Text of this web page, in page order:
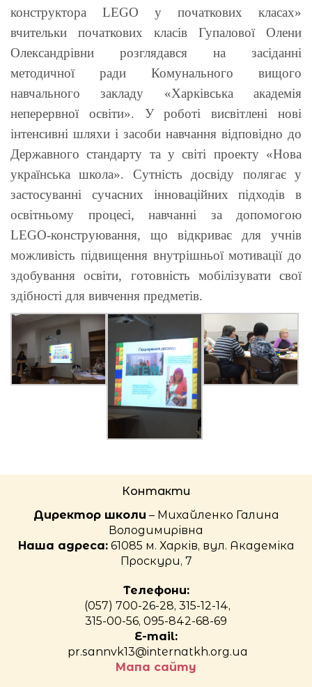
конструктора LEGO у початкових класах»
вчительки початкових класів Гупалової Олени
Олександрівни розглядався на засіданні
методичної ради Комунального вищого
навчального закладу «Харківська академія
неперервної освіти». У роботі висвітлені нові
інтенсивні шляхи і засоби навчання відповідно до
Державного стандарту та у світі проекту «Нова
українська школа». Сутність досвіду полягає у
застосуванні сучасних інноваційних підходів в
освітньому процесі, навчанні за допомогою
LEGO-конструювання, що відкриває для учнів
можливість підвищення внутрішньої мотивації до
здобування освіти, готовність мобілізувати свої
здібності для вивчення предметів.
Контакти
Директор школи – Михайленко Галина
Володимирівна
Наша адреса:61085 м. Харків, вул. Академіка
Проскури, 7
Телефони:
(057) 700-26-28, 315-12-14,
315-00-56, 095-842-68-69
E-mail:
pr.sannvk13@internatkh.org.ua
Мапа сайту